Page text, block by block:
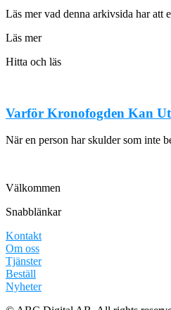
Läs mer vad denna arkivsida har att
Läs mer
Hitta och läs
Varför Kronofogden Kan
När en person har skulder som inte
Välkommen
Snabblänkar
Kontakt
Om oss
Tjänster
Beställ
Nyheter